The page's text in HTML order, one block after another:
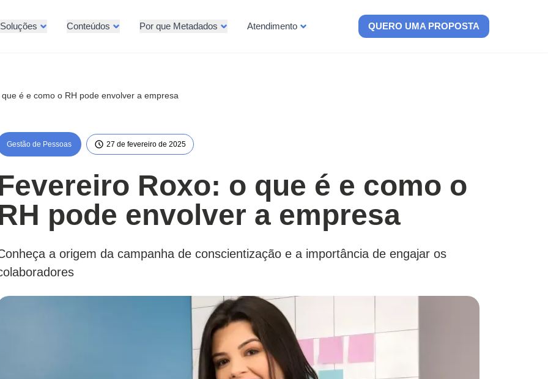
Soluções Conteúdos Por que Metadados Atendimento QUERO UMA PROPOSTA
é e como o RH pode envolver a empresa
Gestão de Pessoas 27 de fevereiro de 2025
Roxo: o que é e como o
pode envolver a empresa
a origem da campanha de conscientização e a importância de engajar os